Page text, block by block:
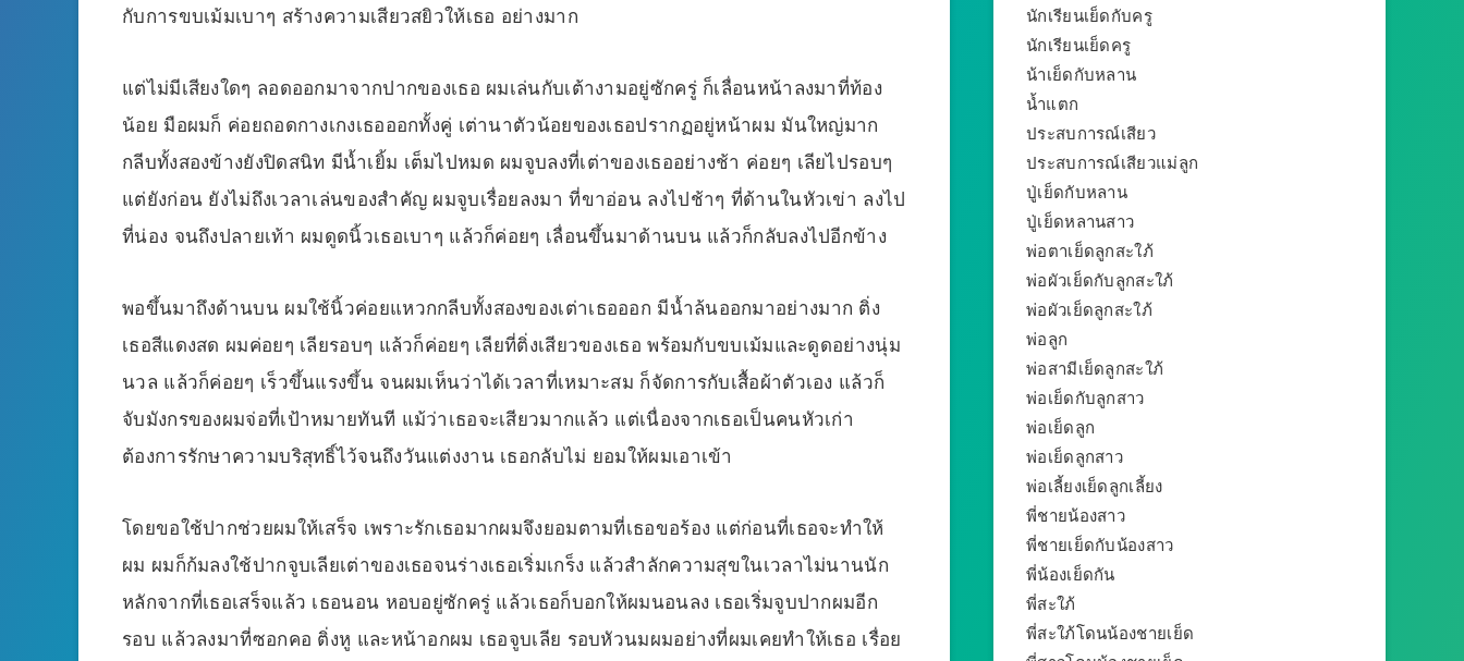
กับการขบเม้มเบาๆ สร้างความเสียวสยิวให้เธอ อย่างมาก
แต่ไม่มีเสียงใดๆ ลอดออกมาจากปากของเธอ ผมเล่นกับเต้างามอยู่ซักครู่ ก็เลื่อนหน้าลงมาที่ท้อง
น้อย มือผมก็ ค่อยถอดกางเกงเธอออกทั้งคู่ เต่านาตัวน้อยของเธอปรากฏอยู่หน้าผม มันใหญ่มาก
กลีบทั้งสองข้างยังปิดสนิท มีน้ำเยิ้ม เต็มไปหมด ผมจูบลงที่เต่าของเธออย่างช้า ค่อยๆ เลียไปรอบๆ
แต่ยังก่อน ยังไม่ถึงเวลาเล่นของสำคัญ ผมจูบเรื่อยลงมา ที่ขาอ่อน ลงไปช้าๆ ที่ด้านในหัวเข่า ลงไป
ที่น่อง จนถึงปลายเท้า ผมดูดนิ้วเธอเบาๆ แล้วก็ค่อยๆ เลื่อนขึ้นมาด้านบน แล้วก็กลับลงไปอีกข้าง
พอขึ้นมาถึงด้านบน ผมใช้นิ้วค่อยแหวกกลีบทั้งสองของเต่าเธอออก มีน้ำล้นออกมาอย่างมาก ติ่ง
เธอสีแดงสด ผมค่อยๆ เลียรอบๆ แล้วก็ค่อยๆ เลียที่ติ่งเสียวของเธอ พร้อมกับขบเม้มและดูดอย่างนุ่ม
นวล แล้วก็ค่อยๆ เร็วขึ้นแรงขึ้น จนผมเห็นว่าได้เวลาที่เหมาะสม ก็จัดการกับเสื้อผ้าตัวเอง แล้วก็
จับมังกรของผมจ่อที่เป้าหมายทันที แม้ว่าเธอจะเสียวมากแล้ว แต่เนื่องจากเธอเป็นคนหัวเก่า
ต้องการรักษาความบริสุทธิ์ไว้จนถึงวันแต่งงาน เธอกลับไม่ ยอมให้ผมเอาเข้า
โดยขอใช้ปากช่วยผมให้เสร็จ เพราะรักเธอมากผมจึงยอมตามที่เธอขอร้อง แต่ก่อนที่เธอจะทำให้
ผม ผมก็ก้มลงใช้ปากจูบเลียเต่าของเธอจนร่างเธอเริ่มเกร็ง แล้วสำลักความสุขในเวลาไม่นานนัก
หลักจากที่เธอเสร็จแล้ว เธอนอน หอบอยู่ซักครู่ แล้วเธอก็บอกให้ผมนอนลง เธอเริ่มจูบปากผมอีก
รอบ แล้วลงมาที่ซอกคอ ติ่งหู และหน้าอกผม เธอจูบเลีย รอบหัวนมผมอย่างที่ผมเคยทำให้เธอ เรื่อย
นักเรียนเย็ดกับครู
นักเรียนเย็ดครู
น้าเย็ดกับหลาน
น้ำแตก
ประสบการณ์เสียว
ประสบการณ์เสียวแม่ลูก
ปู่เย็ดกับหลาน
ปู่เย็ดหลานสาว
พ่อตาเย็ดลูกสะใภ้
พ่อผัวเย็ดกับลูกสะใภ้
พ่อผัวเย็ดลูกสะใภ้
พ่อลูก
พ่อสามีเย็ดลูกสะใภ้
พ่อเย็ดกับลูกสาว
พ่อเย็ดลูก
พ่อเย็ดลูกสาว
พ่อเลี้ยงเย็ดลูกเลี้ยง
พี่ชายน้องสาว
พี่ชายเย็ดกับน้องสาว
พี่น้องเย็ดกัน
พี่สะใภ้
พี่สะใภ้โดนน้องชายเย็ด